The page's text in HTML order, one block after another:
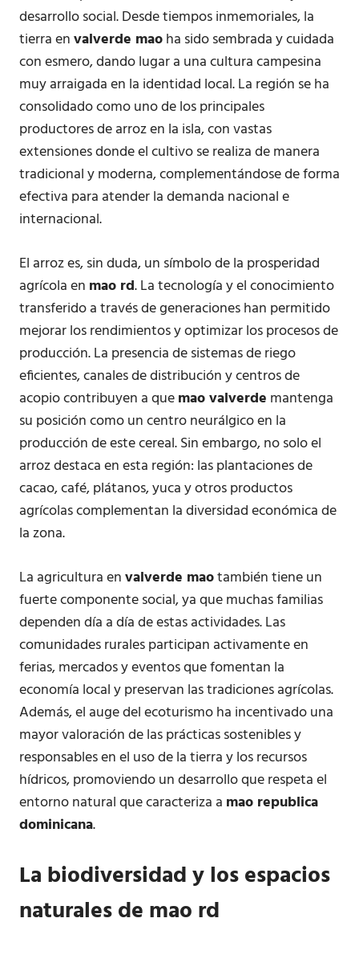
desarrollo social. Desde tiempos inmemoriales, la
tierra envalverde maoha sido sembrada y cuidada
con esmero, dando lugar a una cultura campesina
muy arraigada en la identidad local. La región se ha
consolidado como uno de los principales
productores de arroz en la isla, con vastas
extensiones donde el cultivo se realiza de manera
tradicional y moderna, complementándose de forma
efectiva para atender la demanda nacional e
internacional.
El arroz es, sin duda, un símbolo de la prosperidad
agrícola en mao rd. La tecnología y el conocimiento
transferido a través de generaciones han permitido
mejorar los rendimientos y optimizar los procesos de
producción. La presencia de sistemas de riego
eficientes, canales de distribución y centros de
acopio contribuyen a quemao valverde mantenga
su posición como un centro neurálgico en la
producción de este cereal. Sin embargo, no solo el
arroz destaca en esta región: las plantaciones de
cacao, café, plátanos, yuca y otros productos
agrícolas complementan la diversidad económica de
la zona.
La agricultura envalverde maotambién tiene un
fuerte componente social, ya que muchas familias
dependen día a día de estas actividades. Las
comunidades rurales participan activamente en
ferias, mercados y eventos que fomentan la
economía local y preservan las tradiciones agrícolas.
Además, el auge del ecoturismo ha incentivado una
mayor valoración de las prácticas sostenibles y
responsables en el uso de la tierra y los recursos
hídricos, promoviendo un desarrollo que respeta el
entorno natural que caracteriza a mao republica
dominicana.
La biodiversidad y los espacios
naturales de mao rd